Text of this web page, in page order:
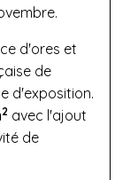
d'ores et
de
d'exposition.
2 avec l'ajout
de